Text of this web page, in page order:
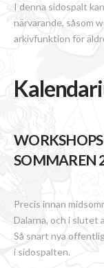
I denna sidospalt
närvarande, såsom
arkivfunktion för
SOMMAREN
Precis innan
Dalarna, och i slutet
Så snart nya
i sidospalten.